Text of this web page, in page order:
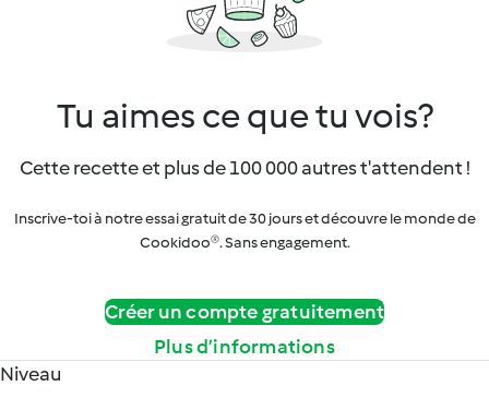
Tu aimes ce que tu vois?
Cette recette et plus de 100 000 autres t'attendent !
Inscrive-toi à notre essai gratuit de 30 jours et découvre le monde de
Cookidoo®. Sans engagement.
Créer un compte gratuitement
Plus d’informations
Niveau